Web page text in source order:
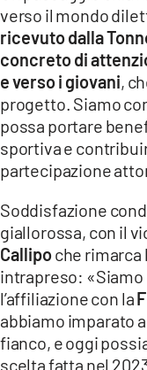
verso il mondo
ricevuto dalla
concreto di
e verso i giovani,
progetto. Siamo
possa portare
sportiva e
partecipazione
Soddisfazione
giallorossa, con il
Callipoche rimarca
intrapreso:
l’affiliazione con la
abbiamo imparato
fianco, e oggi
scelta fatta nel